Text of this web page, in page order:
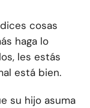
cosas
haga lo
les estás
está bien.
su hijo asuma